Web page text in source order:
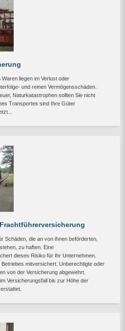
liegen im Verlust oder
und reinen Vermögensschäden.
Naturkatastrophen sollten Sie nicht
Transportes sind Ihre Güter
Schäden, die an von ihnen beförderten,
zu haften. Eine
dieses Risiko für Ihr Unternehmen.
mitversichert. Unberechtigte oder
von der Versicherung abgewehrt.
Versicherungsfall bis zur Höhe der